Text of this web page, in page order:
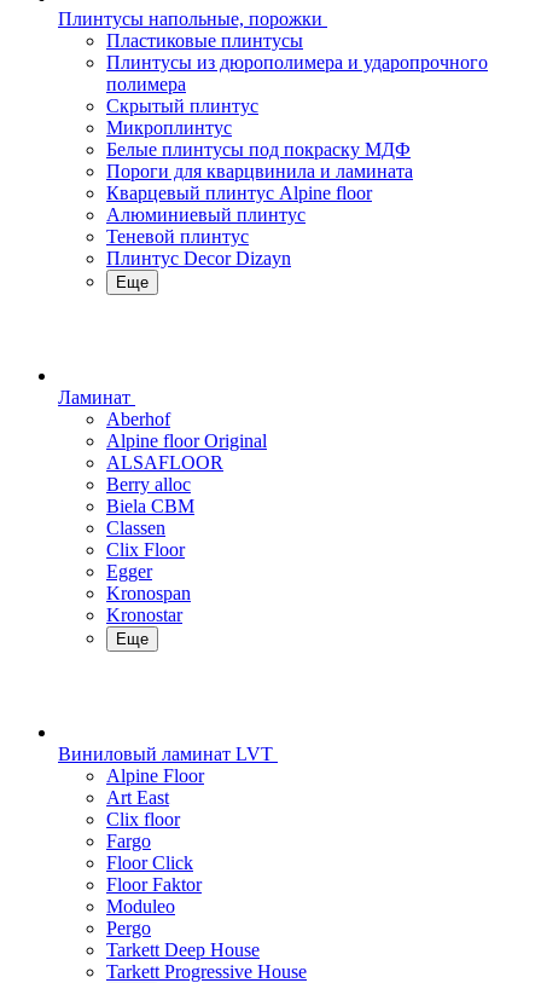
Плинтусы напольные, порожки
Пластиковые плинтусы
Плинтусы из дюрополимера и ударопрочного
полимера
Скрытый плинтус
Микроплинтус
Белые плинтусы под покраску МДФ
Пороги для кварцвинила и ламината
Кварцевый плинтус Alpine floor
Алюминиевый плинтус
Теневой плинтус
Плинтус Decor Dizayn
Еще
Ламинат
Aberhof
Alpine floor Original
ALSAFLOOR
Berry alloc
Biela CBM
Classen
Clix Floor
Egger
Kronospan
Kronostar
Еще
Виниловый ламинат LVT
Alpine Floor
Art East
Clix floor
Fargo
Floor Click
Floor Faktor
Moduleo
Pergo
Tarkett Deep House
Tarkett Progressive House